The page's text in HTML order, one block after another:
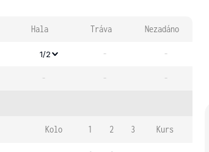
Hala Tráva Nezadáno
1/2 - -
- - -
Kolo 1 2 3 Kurs